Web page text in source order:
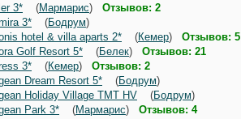
3* (Мармарис) Отзывов: 2
3* (Бодрум)
hotel & villa aparts 2* (Кемер) Отзывов: 5
Golf Resort 5* (Белек) Отзывов: 21
3* (Кемер) Отзывов: 2
Dream Resort 5* (Бодрум)
Holiday Village TMT HV (Бодрум)
Park 3* (Мармарис) Отзывов: 4